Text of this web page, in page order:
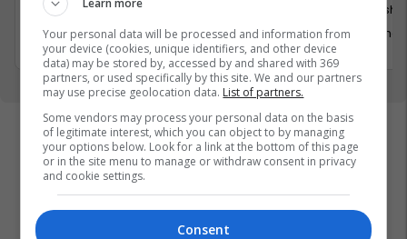
Dragash
7 Qershor 2026
Dragash
7
Your personal data will be processed and information from
your device (cookies, unique identifiers, and other device
data) may be stored by, accessed by and shared with 369
partners, or used specifically by this site. We and our partners
may use precise geolocation data. List of partners.
Some vendors may process your personal data on the basis
of legitimate interest, which you can object to by managing
your options below. Look for a link at the bottom of this page
or in the site menu to manage or withdraw consent in privacy
and cookie settings.
Consent